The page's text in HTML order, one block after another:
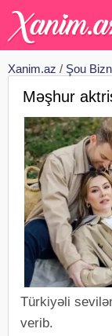
Xanim.az / Şou
Məşhur
Türkiyəli
verib.